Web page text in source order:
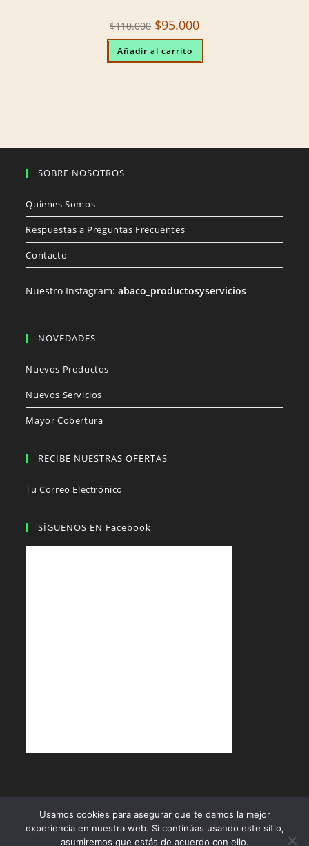
$110.000 Original
price
was:
$110.000.
$95.000Current
is:
Añadir al carrito
SOBRE NOSOTROS
Quienes Somos
Respuestas a Preguntas Frecuentes
Contacto
Nuestro Instagram:abaco_productosyservicios
NOVEDADES
Nuevos Productos
Nuevos Servicios
Mayor Cobertura
RECIBE NUESTRAS OFERTAS
Tu Correo Electrónico
SÍGUENOS EN Facebook
Política de Cookies Política de Privacidad Términos y Condiciones
Diseñado porÁBACO Productos & Servicios- Copyright 2026
Usamos cookies para asegurar que te damos la mejor
experiencia en nuestra web. Si continúas usando este sitio,
asumiremos que estás de acuerdo con ello.